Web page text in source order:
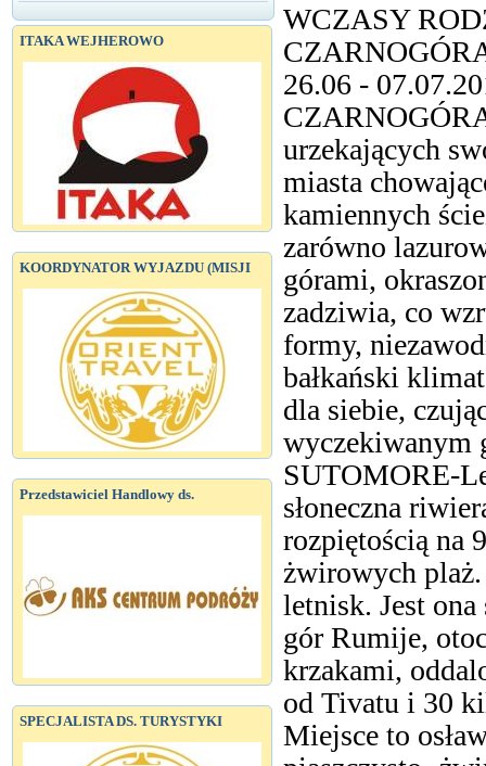
ITAKA WEJHEROWO
KOORDYNATOR WYJAZDU (MISJI
Przedstawiciel Handlowy ds.
SPECJALISTA DS. TURYSTYKI
WCZASY
26.06 -
urzekających
miasta
kamiennych
zarówno
górami,
zadziwia, co
formy,
bałkański
dla siebie,
wyczekiwanym
SUTOMORE-
słoneczna
rozpiętością na
żwirowych
letnisk. Jest
gór Rumije,
krzakami,
od Tivatu i 30
Miejsce to